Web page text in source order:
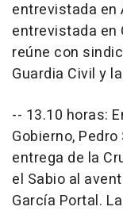
entrevistada en
entrevistada en
reúne con
Guardia Civil y
-- 13.10 horas:
Gobierno,
entrega de la
el Sabio al
García Portal.